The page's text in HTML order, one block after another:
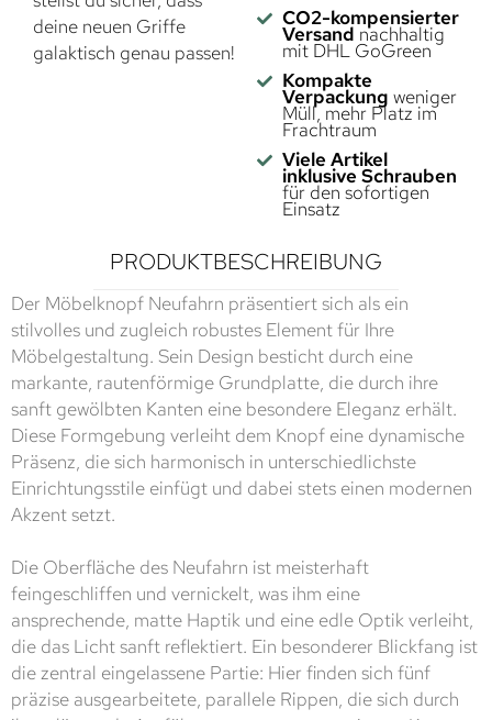
deine neuen Griffe
galaktisch genau passen!
CO2-kompensierter
Versand nachhaltig
mit DHL GoGreen
Kompakte
Verpackung weniger
Müll, mehr Platz im
Frachtraum
Viele Artikel
inklusive Schrauben
für den sofortigen
Einsatz
PRODUKTBESCHREIBUNG
Der Möbelknopf Neufahrn präsentiert sich als ein
stilvolles und zugleich robustes Element für Ihre
Möbelgestaltung. Sein Design besticht durch eine
markante, rautenförmige Grundplatte, die durch ihre
sanft gewölbten Kanten eine besondere Eleganz erhält.
Diese Formgebung verleiht dem Knopf eine dynamische
Präsenz, die sich harmonisch in unterschiedlichste
Einrichtungsstile einfügt und dabei stets einen modernen
Akzent setzt.
Die Oberfläche des Neufahrn ist meisterhaft
feingeschliffen und vernickelt, was ihm eine
ansprechende, matte Haptik und eine edle Optik verleiht,
die das Licht sanft reflektiert. Ein besonderer Blickfang ist
die zentral eingelassene Partie: Hier finden sich fünf
präzise ausgearbeitete, parallele Rippen, die sich durch